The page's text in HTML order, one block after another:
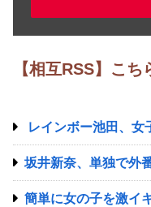
【相互RSS】こ
レインボー池田、女
坂井新奈、単独で外
簡単に女の子を激イ